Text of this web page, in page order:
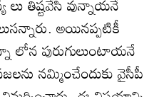
అయినప్పటికీ
లోన పురుగులుంటాయనే
నమ్మించేందుకు వైసీపీ